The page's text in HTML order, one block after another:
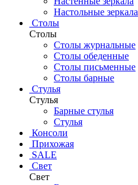
Настольные зеркала
Столы
Столы
Столы журнальные
Столы обеденные
Столы письменные
Столы барные
Стулья
Стулья
Барные стулья
Стулья
Консоли
Прихожая
SALE
Свет
Свет